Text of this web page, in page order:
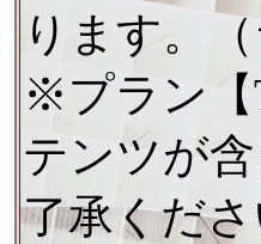
ります。
※プラン【
テンツが
了承くだ